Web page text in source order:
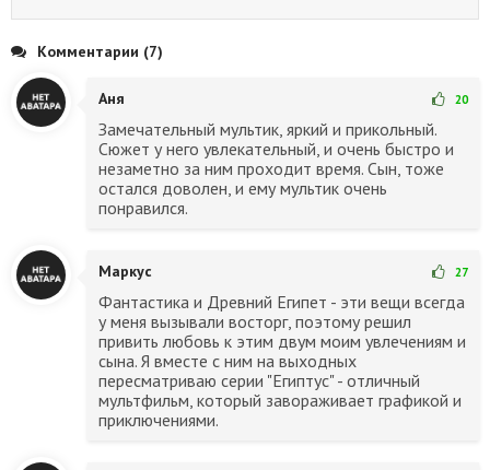
Комментарии (7)
Аня 20
Замечательный мультик, яркий и прикольный.
Сюжет у него увлекательный, и очень быстро и
незаметно за ним проходит время. Сын, тоже
остался доволен, и ему мультик очень
понравился.
Маркус 27
Фантастика и Древний Египет - эти вещи всегда
у меня вызывали восторг, поэтому решил
привить любовь к этим двум моим увлечениям и
сына. Я вместе с ним на выходных
пересматриваю серии "Египтус" - отличный
мультфильм, который завораживает графикой и
приключениями.